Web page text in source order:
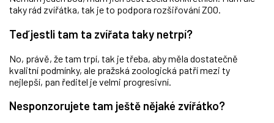
taky rád zvířátka, tak je to podpora rozšiřování ZOO.
Teď jestli tam ta zvířata taky netrpí?
No, právě, že tam trpí, tak je třeba, aby měla dostatečně
kvalitní podmínky, ale pražská zoologická patří mezi ty
nejlepší, pan ředitel je velmi progresivní.
Nesponzorujete tam ještě nějaké zvířátko?